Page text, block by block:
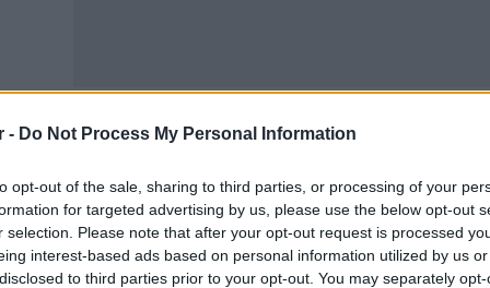
- Do Not Process My Personal Information
opt-out of the sale, sharing to third parties, or processing of your
for targeted advertising by us, please use the below opt-out
selection. Please note that after your opt-out request is processed
interest-based ads based on personal information utilized by us
to third parties prior to your opt-out. You may separately
υποδοχής των πρωτοετών φοιτητών του
πρωί διαδικτυακά.
συνεχάρη τους φοιτητές για την
υποψιαζόμαστε και υπαρξιακά πιστοποιούμε, αυτό